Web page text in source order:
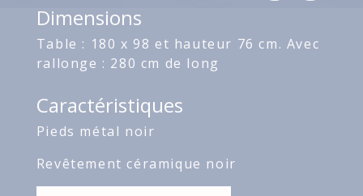
Dimensions
Table : 180 x 98 et hauteur 76 cm. Avec
rallonge : 280 cm de long
Caractéristiques
Pieds métal noir
Revêtement céramique noir